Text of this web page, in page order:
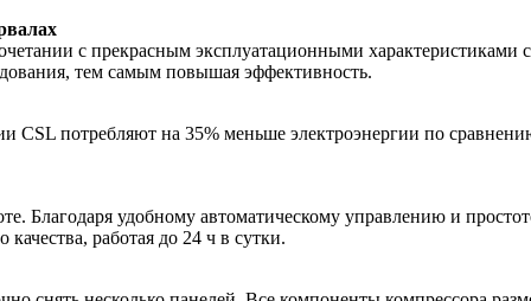
с прекрасным эксплуатационными
тем самым повышая эффективность.
CSL потребляют на 35% меньше электроэнергии по
Благодаря удобному автоматическому управлению и
работая до 24 ч в сутки.